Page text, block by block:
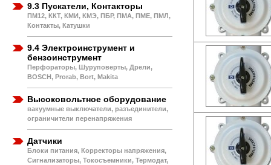
9.3 Пускатели, Контакторы
ПМ12, ККТ, КМИ, КМЭ, ПБР, ПМА, ПМЕ, ПМЛ,
Контакты, Катушки
9.4 Электроинструмент и
бензоинструмент
Перфораторы, Шуруповерты, Дрели,
BOSCH, Prorab, Bort, Makita
Высоковольтное оборудование
вакуумные выключатели, разъединители,
ограничители перенапряжения
Датчики
Блоки питания, Корректоры напряжения,
Сигнализаторы, Токосъемники, Термодат,